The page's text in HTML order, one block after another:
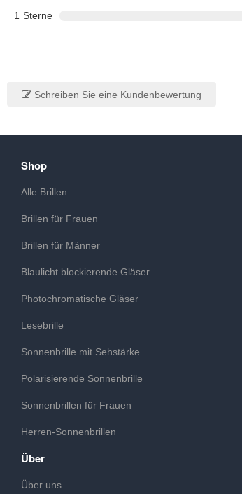
1 Sterne
Schreiben Sie eine Kundenbewertung
Shop
Alle Brillen
Brillen für Frauen
Brillen für Männer
Blaulicht blockierende Gläser
Photochromatische Gläser
Lesebrille
Sonnenbrille mit Sehstärke
Polarisierende Sonnenbrille
Sonnenbrillen für Frauen
Herren-Sonnenbrillen
Über
Über uns